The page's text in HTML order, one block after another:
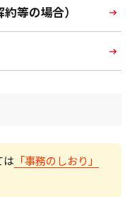
等の場合）
は 「事務のしおり」